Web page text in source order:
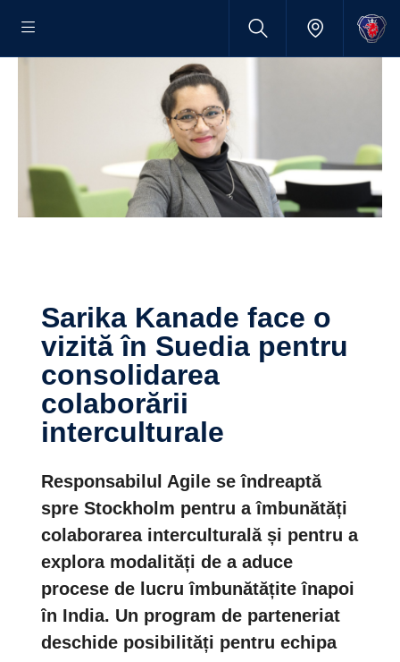
Sarika Kanade face o
vizită în Suedia pentru
consolidarea
colaborării
interculturale
Responsabilul Agile se îndreaptă
spre Stockholm pentru a îmbunătăți
colaborarea interculturală și pentru a
explora modalități de a aduce
procese de lucru îmbunătățite înapoi
în India. Un program de parteneriat
deschide posibilități pentru echipa